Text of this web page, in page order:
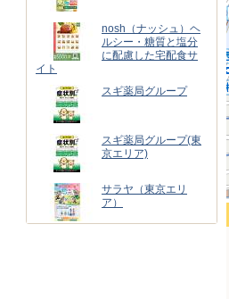
nosh（ナッシュ）ヘ
ルシー・糖質と塩分
に配慮した宅配食サ
イト
スギ薬局グループ
スギ薬局グループ(東
京エリア)
サラヤ（東京エリ
ア）